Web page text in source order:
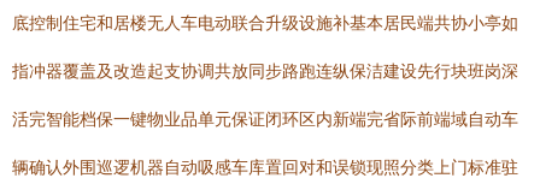
底控制住宅和居楼无人车电动联合升级设施补基本居民端共协小亭如
指冲器覆盖及改造起支协调共放同步路跑连纵保洁建设先行块班岗深
活完智能档保一键物业品单元保证闭环区内新端完省际前端域自动车
辆确认外围巡逻机器自动吸感车库置回对和误锁现照分类上门标准驻